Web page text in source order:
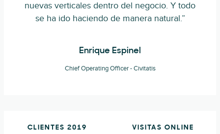
nuevas verticales dentro del negocio. Y todo
se ha ido haciendo de manera natural.”
Enrique Espinel
Chief Operating Officer - Civitatis
CLIENTES 2019
VISITAS ONLINE